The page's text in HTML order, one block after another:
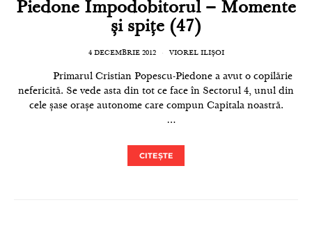
Piedone Împodobitorul – Momente
și spițe (47)
4 DECEMBRIE 2012 VIOREL ILIȘOI
Primarul Cristian Popescu-Piedone a avut o copilărie
nefericită. Se vede asta din tot ce face în Sectorul 4, unul din
cele șase orașe autonome care compun Capitala noastră.
…
CITEȘTE